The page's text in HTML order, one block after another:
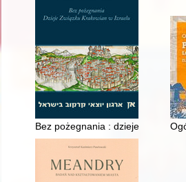
Bez pożegnania : dzieje Związku